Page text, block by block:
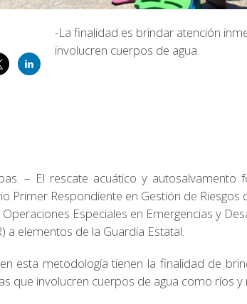
-La finalidad es brindar atención
involucren cuerpos de agua.
– El rescate acuático y
Primer Respondiente en Gestión de
Especiales en Emergencias y
a elementos de la Guardia Estatal.
esta metodología tienen la finalidad de
que involucren cuerpos de agua como ríos y